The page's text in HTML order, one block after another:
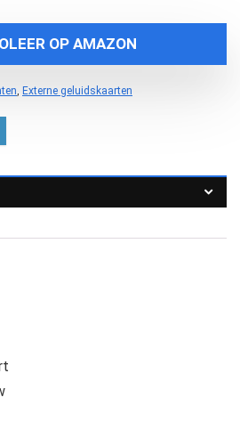
OP AMAZON
Externe geluidskaarten